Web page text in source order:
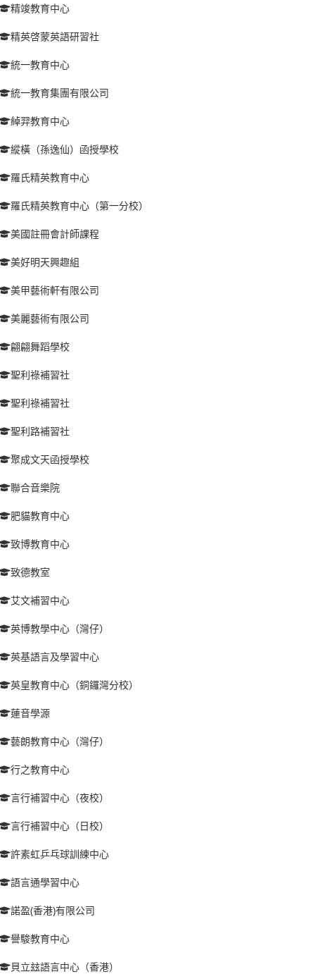
精竣教育中心
精英啓蒙英語研習社
統一教育中心
統一教育集團有限公司
綽羿教育中心
縱橫（孫逸仙）函授學校
羅氏精英教育中心
羅氏精英教育中心（第一分校）
美國註冊會計師課程
美好明天興趣組
美甲藝術軒有限公司
美麗藝術有限公司
翩翩舞蹈學校
聖利祿補習社
聖利祿補習社
聖利路補習社
聚成文天函授學校
聯合音樂院
肥貓教育中心
致博教育中心
致德教室
艾文補習中心
英博教學中心（灣仔）
英基語言及學習中心
英皇教育中心（銅鑼灣分校）
蓮音學源
藝朗教育中心（灣仔）
行之教育中心
言行補習中心（夜校）
言行補習中心（日校）
許素虹乒乓球訓練中心
語言通學習中心
諾盈(香港)有限公司
譽駿教育中心
貝立玆語言中心（香港）